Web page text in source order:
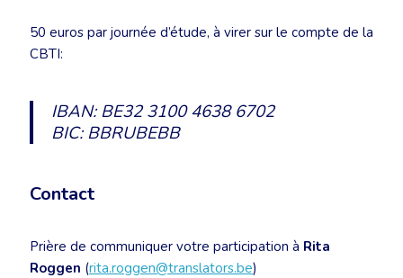
50 euros par journée d’étude, à virer sur le compte de la
CBTI:
IBAN: BE32 3100 4638 6702
BIC: BBRUBEBB
Contact
Prière de communiquer votre participation à Rita
Roggen (rita.roggen@translators.be)